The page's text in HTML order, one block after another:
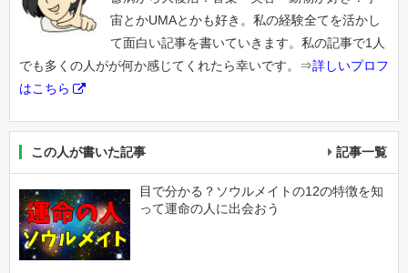
宙とかUMAとかも好き。私の経験全てを活かし
て面白い記事を書いていきます。私の記事で1人
でも多くの人がが何か感じてくれたら幸いです。⇒詳しいプロフ
はこちら
この人が書いた記事 記事一覧
目で分かる？ソウルメイトの12の特徴を知
って運命の人に出会おう